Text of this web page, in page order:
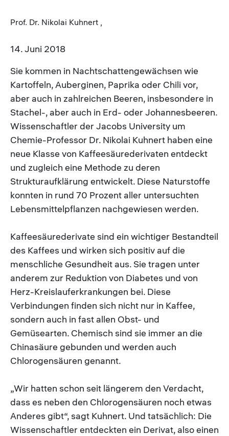
Prof. Dr. Nikolai Kuhnert ,
14. Juni 2018
Sie kommen in Nachtschattengewächsen wie
Kartoffeln, Auberginen, Paprika oder Chili vor,
aber auch in zahlreichen Beeren, insbesondere in
Stachel-, aber auch in Erd- oder Johannesbeeren.
Wissenschaftler der Jacobs University um
Chemie-Professor Dr. Nikolai Kuhnert haben eine
neue Klasse von Kaffeesäurederivaten entdeckt
und zugleich eine Methode zu deren
Strukturaufklärung entwickelt. Diese Naturstoffe
konnten in rund 70 Prozent aller untersuchten
Lebensmittelpflanzen nachgewiesen werden.
Kaffeesäurederivate sind ein wichtiger Bestandteil
des Kaffees und wirken sich positiv auf die
menschliche Gesundheit aus. Sie tragen unter
anderem zur Reduktion von Diabetes und von
Herz-Kreislauferkrankungen bei. Diese
Verbindungen finden sich nicht nur in Kaffee,
sondern auch in fast allen Obst- und
Gemüsearten. Chemisch sind sie immer an die
Chinasäure gebunden und werden auch
Chlorogensäuren genannt.
„Wir hatten schon seit längerem den Verdacht,
dass es neben den Chlorogensäuren noch etwas
Anderes gibt“, sagt Kuhnert. Und tatsächlich: Die
Wissenschaftler entdeckten ein Derivat, also einen